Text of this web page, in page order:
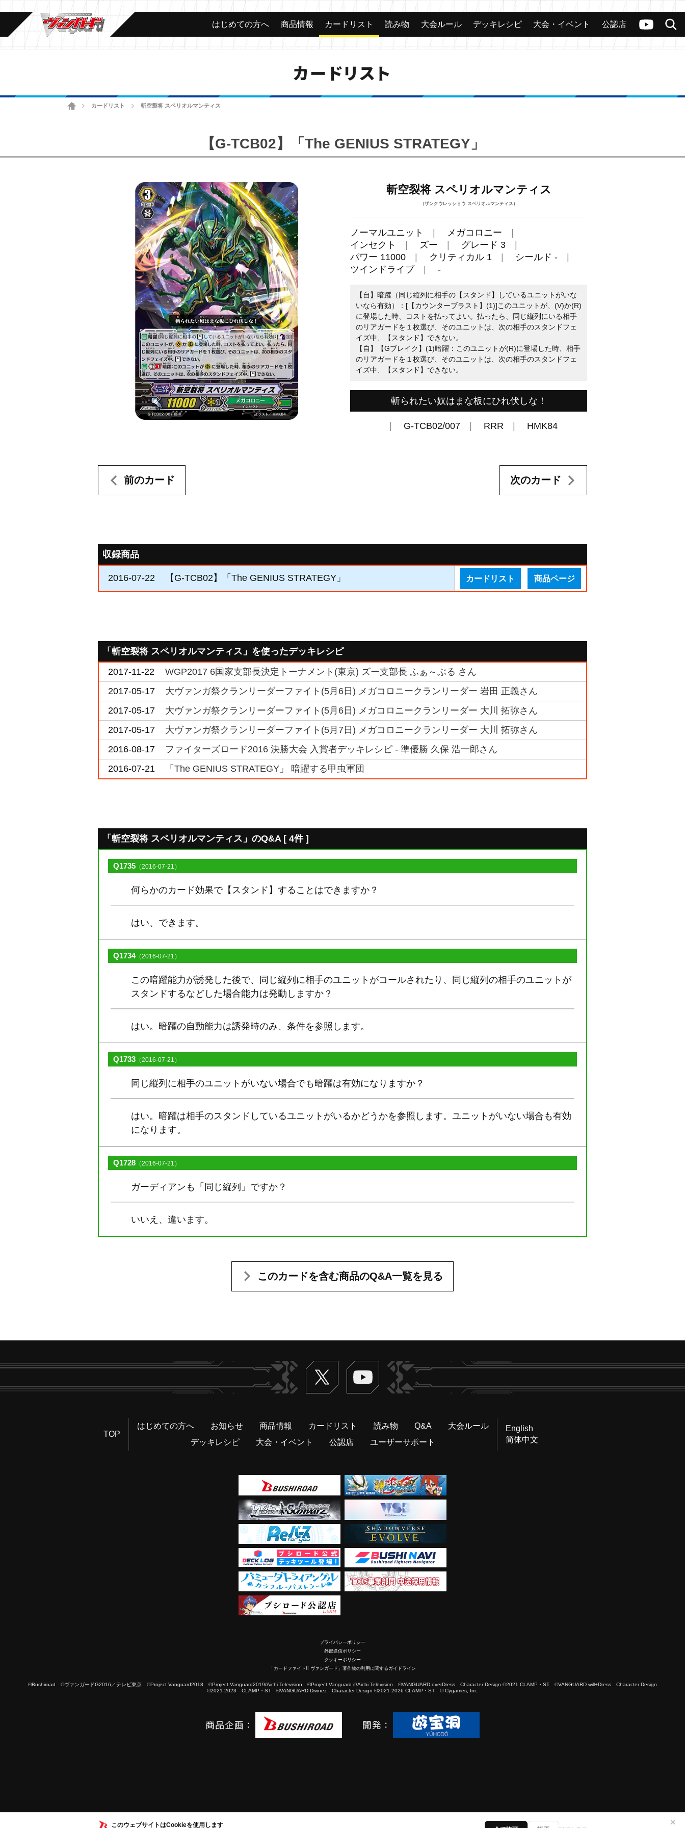
このウェブサイトはCookieを使用します ✕
ヴァンガードch
検索
カード 大会 公認店舗 その他
はじめての方へ 商品情報 カードリスト 読み物 大会ルール デッキレシピ 大会・イベント 公認店
カードリスト
ホームカードリスト 斬空裂将 スペリオルマンティス
【G-TCB02】「The GENIUS STRATEGY」
斬空裂将 スペリオルマンティス
（ザンクウレッショウ スペリオルマンティス）
ノーマルユニット
メガコロニー
インセクト
ズー
グレード 3
パワー 11000
クリティカル 1
シールド -
ツインドライブ
-
【自】暗躍（同じ縦列に相手の【スタンド】しているユニットがいな
いなら有効）：[【カウンターブラスト】(1)]このユニットが、(V)か(R)
に登場した時、コストを払ってよい。払ったら、同じ縦列にいる相手
のリアガードを１枚選び、そのユニットは、次の相手のスタンドフェ
イズ中、【スタンド】できない。
【自】【Gブレイク】(1)暗躍：このユニットが(R)に登場した時、相手
のリアガードを１枚選び、そのユニットは、次の相手のスタンドフェ
イズ中、【スタンド】できない。
斬られたい奴はまな板にひれ伏しな！
G-TCB02/007 RRR HMK84
前のカード 次のカード
収録商品
2016-07-22 【G-TCB02】「The GENIUS STRATEGY」 カードリスト 商品ページ
「斬空裂将 スペリオルマンティス」を使ったデッキレシピ
2017-11-22
WGP2017 6国家支部長決定トーナメント(東京) ズー支部長 ふぁ～ぶる さん
2017-05-17
大ヴァンガ祭クランリーダーファイト(5月6日) メガコロニークランリーダー 岩田 正義さん
2017-05-17
大ヴァンガ祭クランリーダーファイト(5月6日) メガコロニークランリーダー 大川 拓弥さん
2017-05-17
大ヴァンガ祭クランリーダーファイト(5月7日) メガコロニークランリーダー 大川 拓弥さん
2016-08-17
ファイターズロード2016 決勝大会 入賞者デッキレシピ - 準優勝 久保 浩一郎さん
2016-07-21
「The GENIUS STRATEGY」 暗躍する甲虫軍団
「斬空裂将 スペリオルマンティス」のQ&A [ 4件 ]
Q1735 （2016-07-21）
何らかのカード効果で【スタンド】することはできますか？
はい、できます。
Q1734（2016-07-21）
この暗躍能力が誘発した後で、同じ縦列に相手のユニットがコールされたり、同じ縦列の相手のユニットが
スタンドするなどした場合能力は発動しますか？
はい。暗躍の自動能力は誘発時のみ、条件を参照します。
Q1733 （2016-07-21）
同じ縦列に相手のユニットがいない場合でも暗躍は有効になりますか？
はい。暗躍は相手のスタンドしているユニットがいるかどうかを参照します。ユニットがいない場合も有効
になります。
Q1728 （2016-07-21）
ガーディアンも「同じ縦列」ですか？
いいえ、違います。
このカードを含む商品のQ&A一覧を見る
Twitter ヴァンガードch
TOP
はじめての方へ お知らせ 商品情報 カードリスト 読み物 Q&A
大会ルール
デッキレシピ
大会・イベント 公認店 ユーザーサポート
English
简体中文
プライバシーポリシー
外部送信ポリシー
クッキーポリシー
「カードファイト!! ヴァンガード」著作物の利用に関するガイドライン
©Bushiroad ©ヴァンガードG2016／テレビ東京 ©Project Vanguard2018 ©Project Vanguard2019/Aichi Television ©Project Vanguard if/Aichi Television ©VANGUARD overDress Character Design ©2021 CLAMP・ST ©VANGUARD will+Dress Character Design
©2021-2023 CLAMP・ST ©VANGUARD Divinez Character Design ©2021-2026 CLAMP・ST © Cygames, Inc.